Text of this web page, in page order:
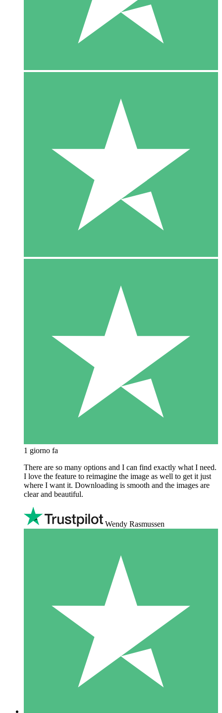
1 giorno fa
There are so many options and I can find exactly what I need.
I love the feature to reimagine the image as well to get it just
where I want it. Downloading is smooth and the images are
clear and beautiful.
Wendy Rasmussen